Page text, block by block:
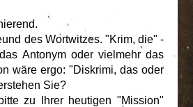
des Wortwitzes. "Krim, die" -
Antonym oder vielmehr das
wäre ergo: "Diskrimi, das oder
Sie?
zu Ihrer heutigen "Mission"